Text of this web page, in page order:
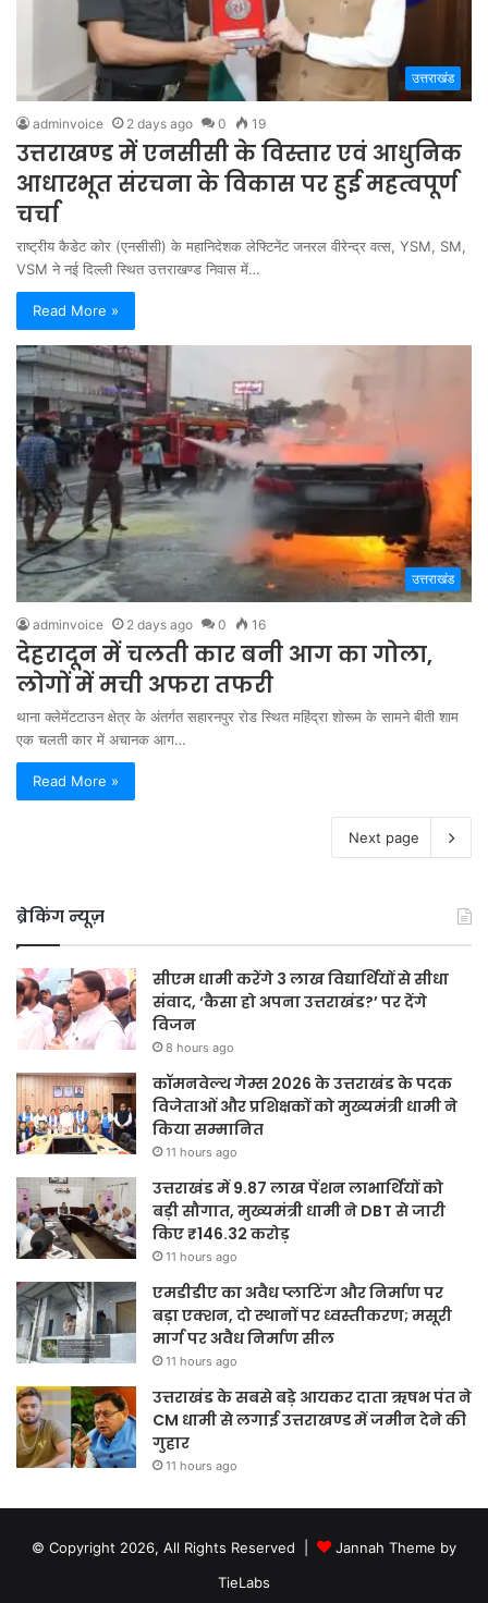
उत्तराखंड
adminvoice 2 days ago 0 19
उत्तराखण्ड में एनसीसी के विस्तार एवं आधुनिक
आधारभूत संरचना के विकास पर हुई महत्वपूर्ण
चर्चा
राष्ट्रीय कैडेट कोर (एनसीसी) के महानिदेशक लेफ्टिनेंट जनरल वीरेन्द्र वत्स, YSM, SM,
VSM ने नई दिल्ली स्थित उत्तराखण्ड निवास में…
Read More »
उत्तराखंड
adminvoice 2 days ago 0 16
देहरादून में चलती कार बनी आग का गोला,
लोगों में मची अफरा तफरी
थाना क्लेमेंटटाउन क्षेत्र के अंतर्गत सहारनपुर रोड स्थित महिंद्रा शोरूम के सामने बीती शाम
एक चलती कार में अचानक आग…
Read More »
Next page
ब्रेकिंग न्यूज़
सीएम धामी करेंगे 3 लाख विद्यार्थियों से सीधा
संवाद, ‘कैसा हो अपना उत्तराखंड?’ पर देंगे
विजन
8 hours ago
कॉमनवेल्थ गेम्स 2026 के उत्तराखंड के पदक
विजेताओं और प्रशिक्षकों को मुख्यमंत्री धामी ने
किया सम्मानित
11 hours ago
उत्तराखंड में 9.87 लाख पेंशन लाभार्थियों को
बड़ी सौगात, मुख्यमंत्री धामी ने DBT से जारी
किए ₹146.32 करोड़
11 hours ago
एमडीडीए का अवैध प्लाटिंग और निर्माण पर
बड़ा एक्शन, दो स्थानों पर ध्वस्तीकरण; मसूरी
मार्ग पर अवैध निर्माण सील
11 hours ago
उत्तराखंड के सबसे बड़े आयकर दाता ऋषभ पंत ने
CM धामी से लगाई उत्तराखण्ड में जमीन देने की
गुहार
11 hours ago
© Copyright 2026, All Rights Reserved |
Jannah Theme by
TieLabs